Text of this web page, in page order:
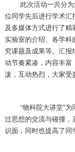
此次活动一共分为
位同学先后进行学术汇
及多媒体方式进行了
实验室的介绍、各学
究课题及成果等。汇
动节奏紧凑，内容丰富
泼，互动热烈，大家受
“物科院大讲堂”为
过思想的交流与碰撞，
识面，同时也提高了同